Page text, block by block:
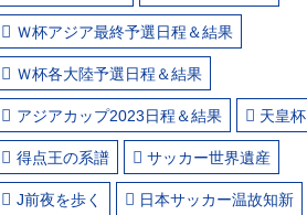
Ｗ杯アジア最終予選日程＆結果
Ｗ杯各大陸予選日程＆結果
アジアカップ2023日程＆結果 天皇杯
得点王の系譜 サッカー世界遺産
J前夜を歩く 日本サッカー温故知新